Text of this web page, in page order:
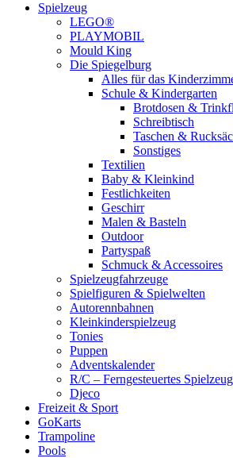
Spielzeug
LEGO®
PLAYMOBIL
Mould King
Die Spiegelburg
Alles für das
Schule & Kindergarten
Brotdosen &
Schreibtisch
Taschen &
Sonstiges
Textilien
Baby & Kleinkind
Festlichkeiten
Geschirr
Malen & Basteln
Outdoor
Partyspaß
Schmuck & Accessoires
Spielzeugfahrzeuge
Spielfiguren & Spielwelten
Autorennbahnen
Kleinkinderspielzeug
Tonies
Puppen
Adventskalender
R/C – Ferngesteuertes Spielzeug
Djeco
Freizeit & Sport
GoKarts
Trampoline
Pools